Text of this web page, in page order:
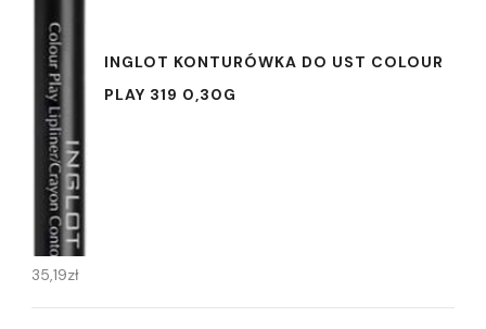
INGLOT KONTURÓWKA DO UST COLOUR
PLAY 319 0,30G
35,19zł